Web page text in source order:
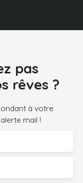
pas
rêves ?
à votre
mail !